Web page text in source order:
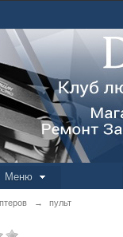
Меню
→ пульт